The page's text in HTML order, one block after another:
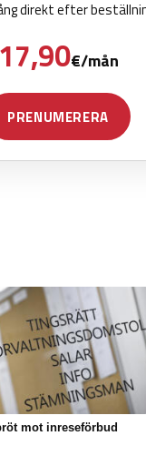
mot inreseförbud